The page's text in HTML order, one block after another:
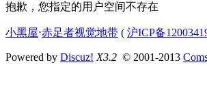
抱歉，您指定的用户空间不存在
小黑屋⋅赤足者视觉地带 ( 沪ICP备
Powered by Discuz! X3.2 © 2001-2013